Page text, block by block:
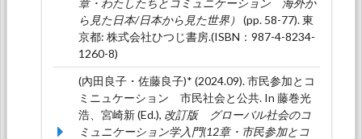
佐藤（内田）良子*、王怡人、東弘
子 (2023.11).台湾と日本のオンライン国際協働
学習（COIL）実践における社会課題の学びに関
する研究（關於台灣和日本協作式線上跨國學習
(COIL)實踐中社會問題 學習的研究）. Paper
presented at East Asian Consortium of
Japanese Studies （EACJS）, 東京外国語大
学: 東京外国語大学.
ら見た日本/日本から見た世界）
(pp. 58-77). 東
京都: 株式会社ひつじ書房.(ISBN：987-4-8234-
1260-8)
(內田良子・佐藤良子)* (2024.09). 市民参加とコ
ミニュケーション 市民社会と公共. In 藤巻光
浩、宮崎新 (Ed.), 改訂版 グローバル社会のコ
ミュニケーション学入門(12章・市民参加とコ